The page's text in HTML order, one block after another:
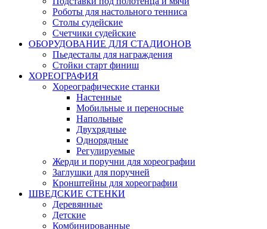
Роботы для настольного тенниса
Столы судейские
Счетчики судейские
ОБОРУДОВАНИЕ ДЛЯ СТАДИОНОВ
Пьедесталы для награждения
Стойки старт финиш
ХОРЕОГРАФИЯ
Хореографические станки
Настенные
Мобильные и переносные
Напольные
Двухрядные
Однорядные
Регулируемые
Жерди и поручни для хореографии
Заглушки для поручней
Кронштейны для хореографии
ШВЕДСКИЕ СТЕНКИ
Деревянные
Детские
Комбинированные